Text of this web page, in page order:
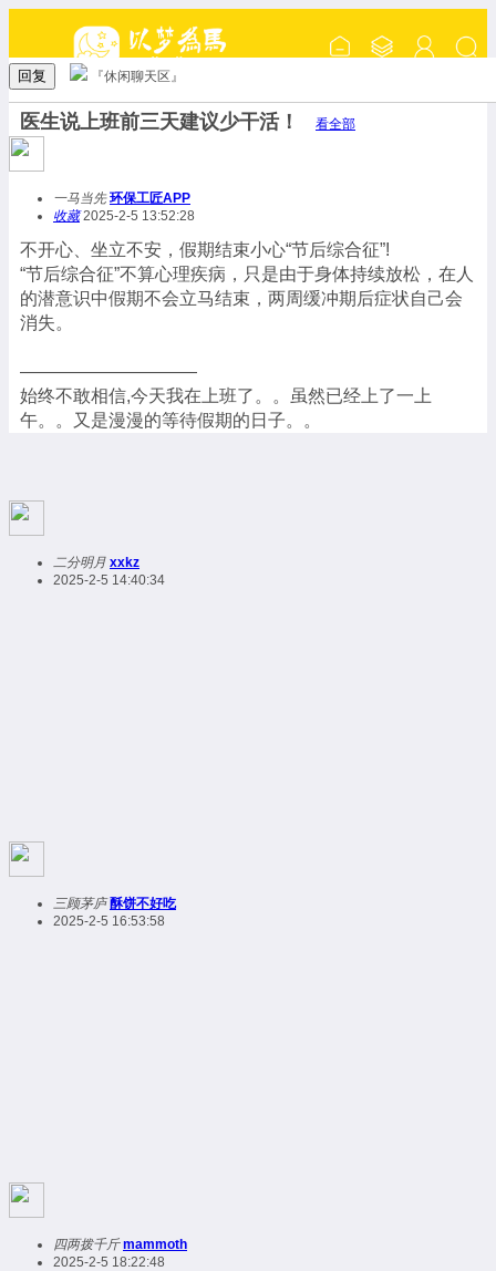
回复 『休闲聊天区』
医生说上班前三天建议少干活！ 看全部
一马当先 环保工匠APP
收藏2025-2-5 13:52:28
不开心、坐立不安，假期结束小心“节后综合征”!
“节后综合征”不算心理疾病，只是由于身体持续放松，在人
的潜意识中假期不会立马结束，两周缓冲期后症状自己会
消失。
——————————
始终不敢相信,今天我在上班了。。虽然已经上了一上
午。。又是漫漫的等待假期的日子。。
二分明月 xxkz
2025-2-5 14:40:34
三顾茅庐 酥饼不好吃
2025-2-5 16:53:58
四两拨千斤 mammoth
2025-2-5 18:22:48